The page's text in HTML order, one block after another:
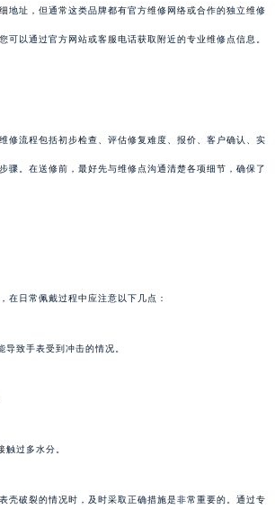
地址，但通常这类品牌都有官方维修网络或合作的独立维修
可以通过官方网站或客服电话获取附近的专业维修点信息。
修流程包括初步检查、评估修复难度、报价、客户确认、实
骤。在送修前，最好先与维修点沟通清楚各项细节，确保了
在日常佩戴过程中应注意以下几点：
致手表受到冲击的情况。
触过多水分。
壳破裂的情况时，及时采取正确措施是非常重要的。通过专